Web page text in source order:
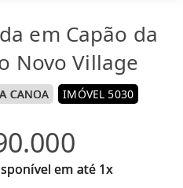
em Capão da
Novo Village
CANOA IMÓVEL 5030
em até 1x